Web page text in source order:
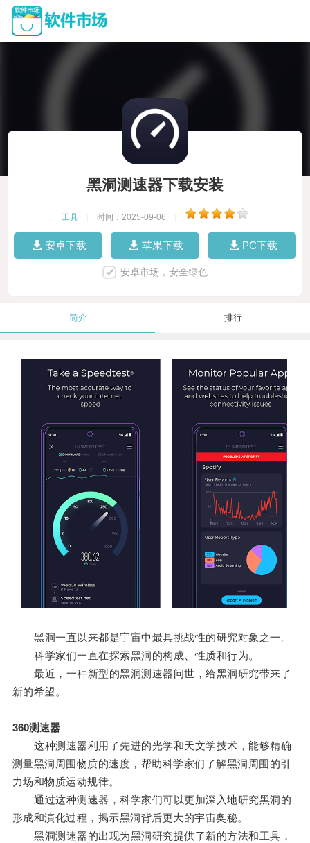
黑洞测速器下载安装
工具 时间：2025-09-06
安卓下载 苹果下载 PC下载
安卓市场，安全绿色
简介 排行
黑洞一直以来都是宇宙中最具挑战性的研究对象之一。
科学家们一直在探索黑洞的构成、性质和行为。
最近，一种新型的黑洞测速器问世，给黑洞研究带来了
新的希望。
360测速器
这种测速器利用了先进的光学和天文学技术，能够精确
测量黑洞周围物质的速度，帮助科学家们了解黑洞周围的引
力场和物质运动规律。
通过这种测速器，科学家们可以更加深入地研究黑洞的
形成和演化过程，揭示黑洞背后更大的宇宙奥秘。
黑洞测速器的出现为黑洞研究提供了新的方法和工具，